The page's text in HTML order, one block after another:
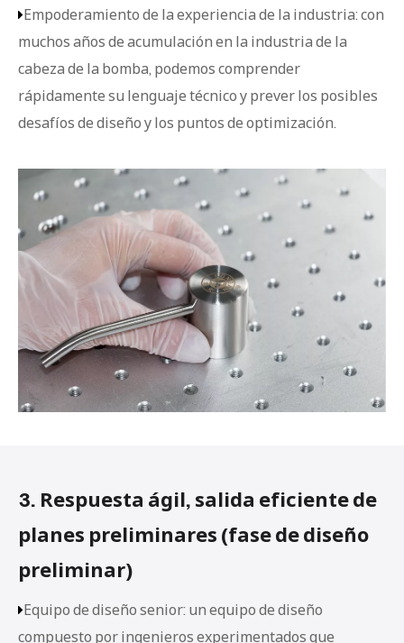
Empoderamiento de la experiencia de la industria: con
muchos años de acumulación en la industria de la
cabeza de la bomba, podemos comprender
rápidamente su lenguaje técnico y prever los posibles
desafíos de diseño y los puntos de optimización.
3. Respuesta ágil, salida eficiente de
planes preliminares (fase de diseño
preliminar)
Equipo de diseño senior: un equipo de diseño
compuesto por ingenieros experimentados que